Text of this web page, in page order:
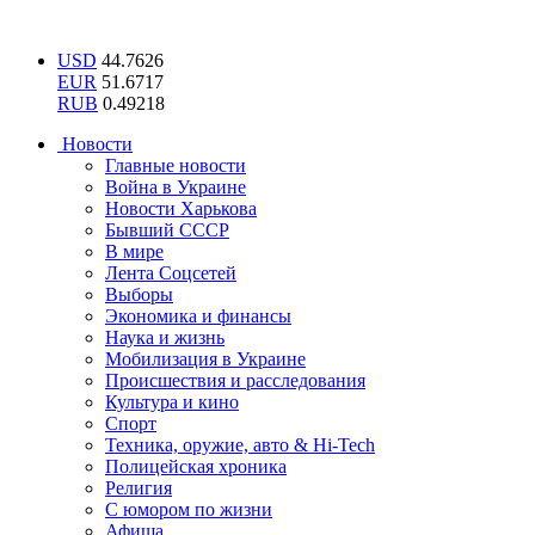
USD 44.7626
EUR 51.6717
RUB 0.49218
Новости
Главные новости
Война в Украине
Новости Харькова
Бывший СССР
В мире
Лента Соцсетей
Выборы
Экономика и финансы
Наука и жизнь
Мобилизация в Украине
Происшествия и расследования
Культура и кино
Спорт
Техника, оружие, авто & Hi-Tech
Полицейская хроника
Религия
С юмором по жизни
Афиша